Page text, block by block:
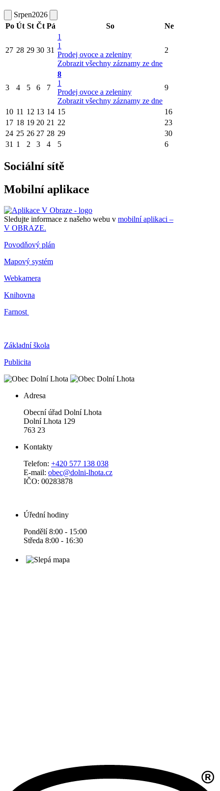
Srpen2026
Po Út St Čt Pá So Ne
27 28 29 30 31
1
1
Prodej ovoce a zeleniny
Zobrazit všechny záznamy ze dne
2
3 4 5 6 7
8
1
Prodej ovoce a zeleniny
Zobrazit všechny záznamy ze dne
9
10 11 12 13 14 15
16
17 18 19 20 21 22
23
24 25 26 27 28 29
30
31 1 2 3 4 5 6
Sociální sítě
Mobilní aplikace
Sledujte informace z našeho webu v mobilní aplikaci –
V OBRAZE.
Povodňový plán
Mapový systém
Webkamera
Knihovna
Farnost
Základní škola
Publicita
Adresa
Obecní úřad Dolní Lhota
Dolní Lhota 129
763 23
Kontakty
Telefon: +420 577 138 038
E-mail: obec@dolni-lhota.cz
IČO: 00283878
Úřední hodiny
Pondělí 8:00 - 15:00
Středa 8:00 - 16:30